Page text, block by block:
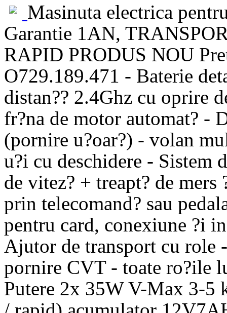
Masinuta electrica
Garantie 1AN,
RAPID PRODUS NOU
O729.189.471 - Baterie
distan?? 2.4Ghz cu oprire
fr?na de motor automat? -
(pornire u?oar?) - volan
u?i cu deschidere -
de vitez? + treapt? de
prin telecomand? sau
pentru card, conexiune ?i
Ajutor de transport cu role
pornire CVT - toate ro?ile
Putere 2x 35W V-Max 3-5